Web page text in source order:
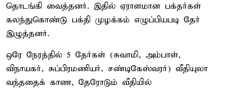
தொடங்கி வைத்தனர். இதில் ஏராளமான பக்தர்கள்
கலந்துகொண்டு பக்தி முழக்கம் எழுப்பியபடி தேர்
இழுத்தனர்.
ஒரே நேரத்தில் 5 தேர்கள் (சுவாமி, அம்பாள்,
விநாயகர், சுப்பிரமணியர், சண்டிகேஸ்வரர்) வீதியுலா
வந்ததைக் காண, தேரோடும் வீதியில்